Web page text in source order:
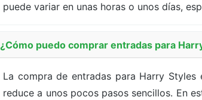
puede variar en unas horas o unos días,
¿Cómo puedo comprar entradas para
La compra de entradas para Harry
reduce a unos pocos pasos sencillos. En